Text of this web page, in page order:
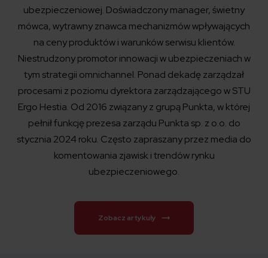
ubezpieczeniowej. Doświadczony manager, świetny
mówca, wytrawny znawca mechanizmów wpływających
na ceny produktów i warunków serwisu klientów.
Niestrudzony promotor innowacji w ubezpieczeniach w
tym strategii omnichannel. Ponad dekadę zarządzał
procesami z poziomu dyrektora zarządzającego w STU
Ergo Hestia. Od 2016 związany z grupą Punkta, w której
pełnił funkcję prezesa zarządu Punkta sp. z o.o. do
stycznia 2024 roku. Często zapraszany przez media do
komentowania zjawisk i trendów rynku
ubezpieczeniowego.
Zobacz artykuły